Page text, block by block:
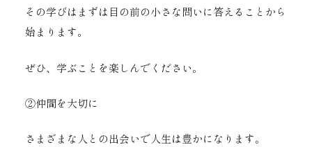
その学びはまずは目の前の小さな問いに答えることから
始まります。
ぜひ、学ぶことを楽しんでください。
②仲間を大切に
さまざまな人との出会いで人生は豊かになります。